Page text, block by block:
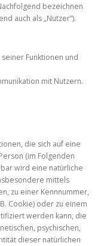
bezeichnen
auch als „Nutzer“).
Funktionen und
mit Nutzern.
die sich auf eine
(im Folgenden
wird eine natürliche
mittels
zu einer Kennnummer,
Cookie) oder zu einem
werden kann, die
psychischen,
dieser natürlichen